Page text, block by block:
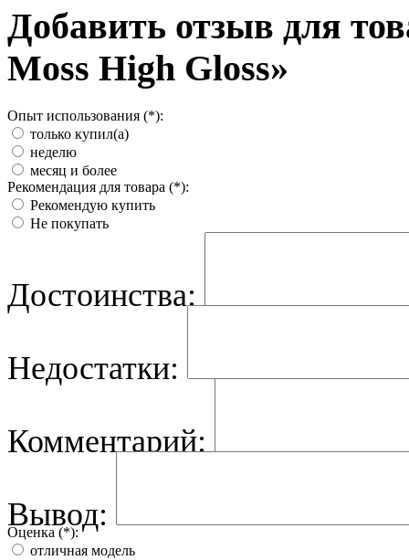
Добавить отзыв для
Moss High Gloss»
Опыт использования (*):
только купил(а)
неделю
месяц и более
Рекомендация для товара (*):
Рекомендую купить
Не покупать
Достоинства:
Недостатки:
Комментарий:
Вывод:
Оценка (*):
отличная модель